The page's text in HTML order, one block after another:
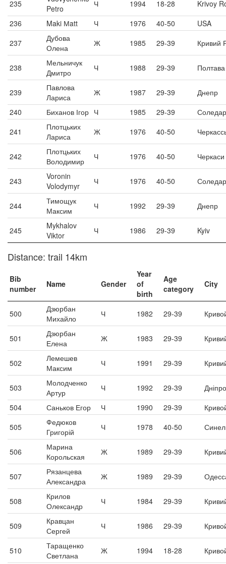
235
Petro
Ч 1994 18-28
Krivoy
236
Maki Мatt Ч 1976 40-50
USA
237
Дубова
Олена
Ж 1985 29-39 Кривий
238
Мельничук
Дмитро
Ч 1988 29-39 Полтава
239
Павлова
Лариса
Ж 1987 29-39
Днепр
240
Биханов Ігор Ч 1985 29-39
Соледар
241
Плотцьких
Лариса
Ж 1976 40-50
242
Плотцьких
Володимир
Ч 1976 40-50 Черкаси
243
Voronin
Volodymyr
Ч 1976 40-50 Соледар
244
Тимощук
Максим
Ч 1992 29-39 Днепр
245
Mykhalov
Viktor
Ч 1986 29-39 Kyiv
Distance: trail 14km
Bib
number
Name Gender
Year
of
birth
Age
category
City
500
Дзюрбан
Михайло
Ч 1982 29-39
501
Дзюрбан
Елена
Ж 1983 29-39
502
Лемешев
Максим
Ч 1991 29-39
503
Молодченко
Артур
Ч 1992 29-39
Дніпро
504
Саньков Егор Ч 1990 29-39
505
Федюков
Григорій
Ч 1978 40-50
506
Марина
Корольская
Ж 1989 29-39
507
Рязанцева
Александра
Ж 1989 29-39
508
Крилов
Олександр
Ч 1984 29-39
509
Кравцан
Сергей
Ч 1986 29-39
510
Таращенко
Светлана
Ж 1994 18-28